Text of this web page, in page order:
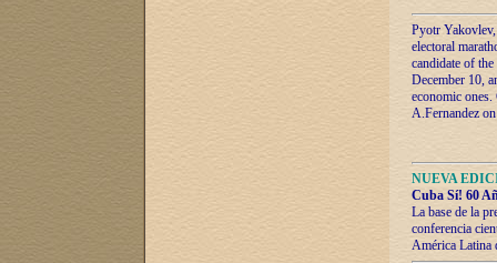
Pyotr
electoral
candidate of
December 10,
economic
A.Fernandez
NUEVA
Cuba Sí! 60
La base de la
conferencia
América Latina